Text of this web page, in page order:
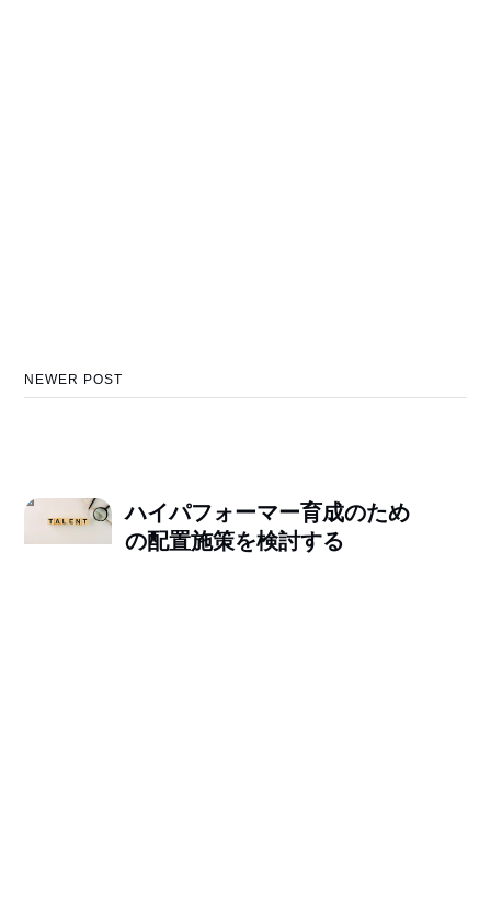
NEWER POST
ハイパフォーマー育成のため
の配置施策を検討する